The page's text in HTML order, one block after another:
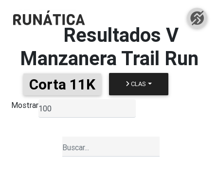
Resultados V
Manzanera Trail Run
Corta 11K CLAS
Mostrar